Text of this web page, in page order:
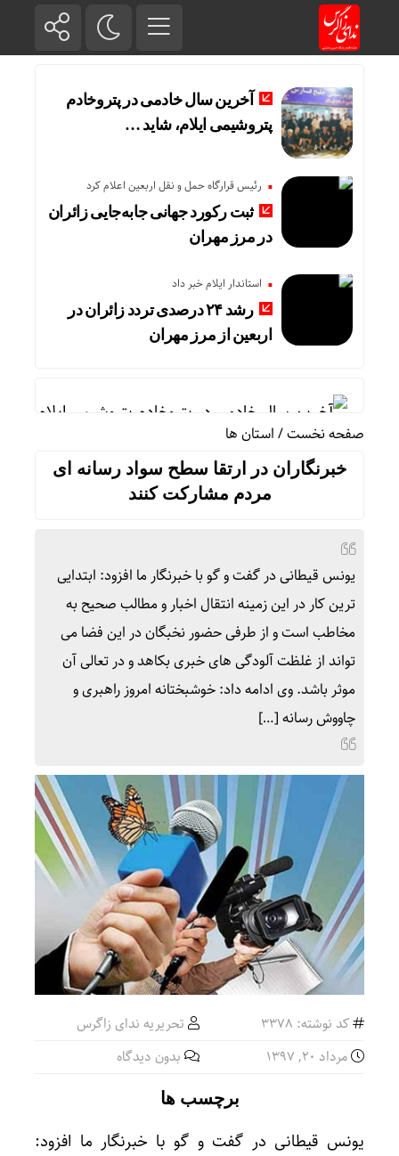
آخرین سال خادمی در پتروخادم
پتروشیمی ایلام، شاید …
رئیس قرارگاه حمل و نقل اربعین اعلام کرد
ثبت رکورد جهانی جابه‌جایی زائران
در مرز مهران
استاندار ایلام خبر داد
رشد ۲۴ درصدی تردد زائران در
اربعین از مرز مهران
آخرین سال خادمی در پتروخادم پتروشیمی ایلام،
ثبت رکورد جهانی جابه‌جایی زائران در مرز مهران
رشد ۲۴ درصدی تردد زائران در اربعین از مرز مهران
همکاری تهران و بغداد برای خدمت به زائران در مرز
فرمانده قرارگاه اربعین: ۲.۸ میلیون زائر به کشور بازگشتند
پورجمشیدیان: راهپیمایی اربعین بزرگ‌ترین
صفحه نخست/استان ها
خبرنگاران در ارتقا سطح سواد رسانه ای
مردم مشارکت کنند
یونس قیطانی در گفت و گو با خبرنگار ما افزود: ابتدایی
ترین کار در این زمینه انتقال اخبار و مطالب صحیح به
مخاطب است و از طرفی حضور نخبگان در این فضا می
تواند از غلظت آلودگی های خبری بکاهد و در تعالی آن
موثر باشد. وی ادامه داد: خوشبختانه امروز راهبری و
چاووش رسانه […]
کد نوشته: 3378
تحریریه ندای زاگرس
مرداد ۲۰, ۱۳۹۷
بدون دیدگاه
برچسب ها
یونس قیطانی در گفت و گو با خبرنگار ما افزود: